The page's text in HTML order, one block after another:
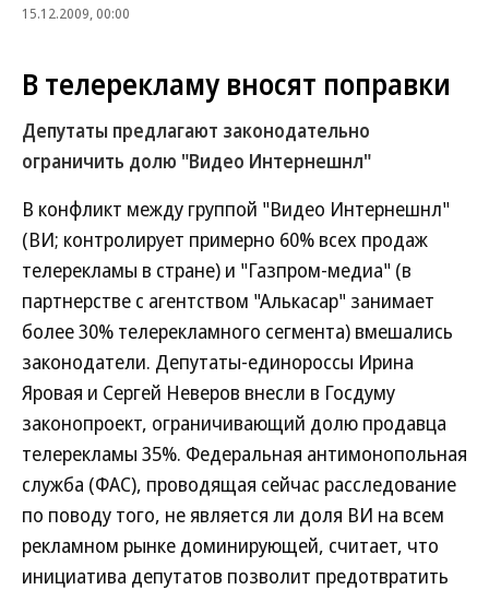
15.12.2009, 00:00
В телерекламу вносят поправки
Депутаты предлагают законодательно
ограничить долю "Видео Интернешнл"
В конфликт между группой "Видео Интернешнл"
(ВИ; контролирует примерно 60% всех продаж
телерекламы в стране) и "Газпром-медиа" (в
партнерстве с агентством "Алькасар" занимает
более 30% телерекламного сегмента) вмешались
законодатели. Депутаты-единороссы Ирина
Яровая и Сергей Неверов внесли в Госдуму
законопроект, ограничивающий долю продавца
телерекламы 35%. Федеральная антимонопольная
служба (ФАС), проводящая сейчас расследование
по поводу того, не является ли доля ВИ на всем
рекламном рынке доминирующей, считает, что
инициатива депутатов позволит предотвратить